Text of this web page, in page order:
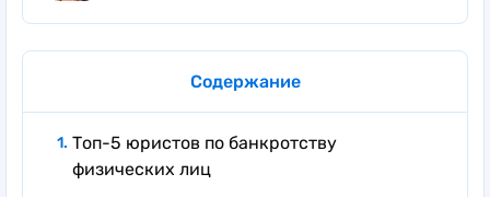
Содержание
Топ-5 юристов по банкротству
физических лиц